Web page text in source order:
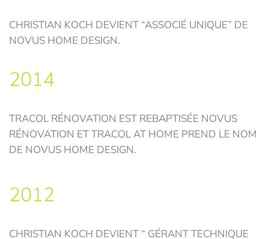
CHRISTIAN KOCH DEVIENT “ASSOCIÉ UNIQUE” DE
NOVUS HOME DESIGN.
2014
TRACOL RÉNOVATION EST REBAPTISÉE NOVUS
RÉNOVATION ET TRACOL AT HOME PREND LE NOM
DE NOVUS HOME DESIGN.
2012
CHRISTIAN KOCH DEVIENT “ GÉRANT TECHNIQUE